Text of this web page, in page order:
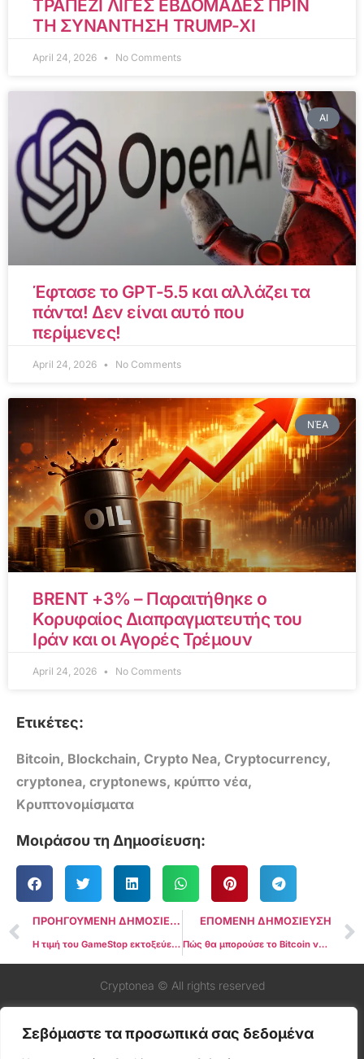
Σεβόμαστε τα προσωπικά σας δεδομένα
ΤΡΑΠΕΖΙ ΛΙΓΕΣ ΕΒΔΟΜΑΔΕΣ ΠΡΙΝ
ΤΗ ΣΥΝΑΝΤΗΣΗ TRUMP-XI
April 24, 2026 No Comments
AI
Έφτασε το GPT-5.5 και αλλάζει τα
πάντα! Δεν είναι αυτό που
περίμενες!
April 24, 2026 No Comments
ΝΈΑ
BRENT +3% – Παραιτήθηκε ο
Κορυφαίος Διαπραγματευτής του
Ιράν και οι Αγορές Τρέμουν
April 24, 2026 No Comments
Ετικέτες:
Bitcoin, Blockchain, Crypto Nea, Cryptocurrency,
cryptonea, cryptonews, κρύπτο νέα,
Κρυπτονομίσματα
Μοιράσου τη Δημοσίευση:
ΠΡΟΗΓΟΥΜΕΝΗ ΔΗΜΟΣΙΕΥΣΗ
Η τιμή του GameStop εκτοξεύεται μετά την τελευταία κίνηση του Keith Gill
ΕΠΟΜΕΝΗ ΔΗΜΟΣΙΕΥΣΗ
Πώς θα μπορούσε το Bitcoin να ανταποκριθεί σε μια μείωση επιτοκίων από την Ευρωπαϊκή Κεντρική Τράπεζα;
Cryptonea © All rights reserved